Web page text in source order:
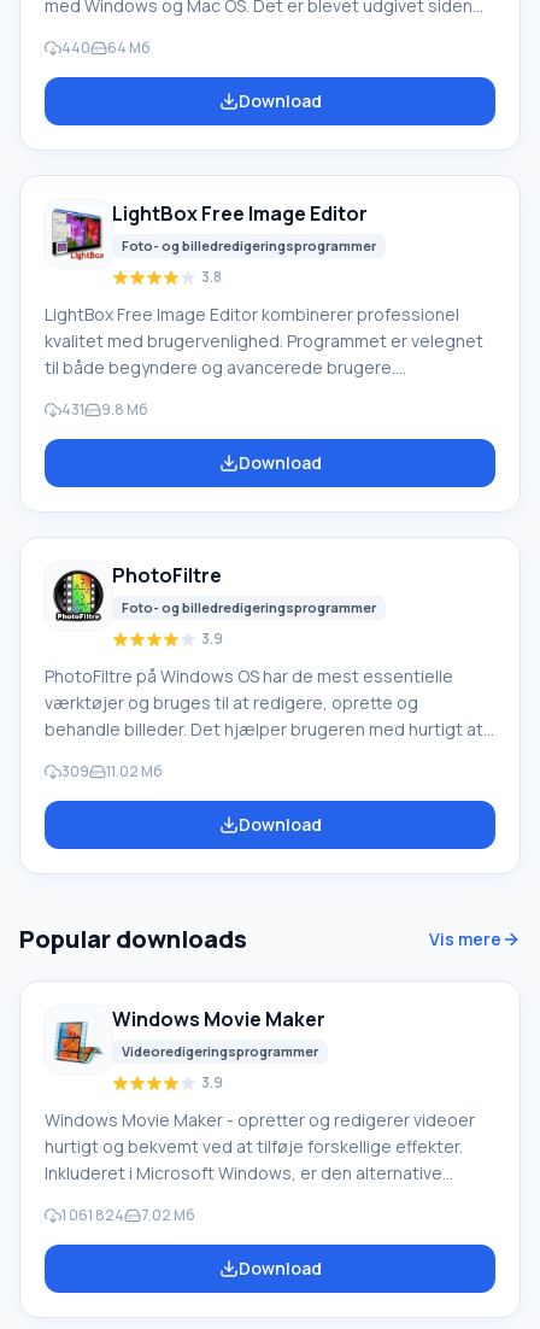
med Windows og Mac OS. Det er blevet udgivet siden
nøglefunktionalitet i Snagit: Fang grafik, tekst, video,
billeder og websider (inklusive dem der kræver rulning).
Fang tekst, billeder fra programvinduer, menuer og
440 64 Mб
Download
LightBox Free Image Editor
Foto- og billedredigeringsprogrammer
3.8
LightBox Free Image Editor kombinerer professionel
kvalitet med brugervenlighed. Programmet er velegnet
til både begyndere og avancerede brugere.
er muligheden for at fjerne farvestik, som bruger en ny
gråpunktalgoritme. Den bruges til at fjerne usynlige
hudtoner, der ødelægger det samlede indtryk. Et andet
431 9.8 Mб
Download
PhotoFiltre
Foto- og billedredigeringsprogrammer
3.9
PhotoFiltre på Windows OS har de mest essentielle
værktøjer og bruges til at redigere, oprette og
behandle billeder. Det hjælper brugeren med hurtigt at
grafiske effekter får en nybegynder til at føle sig som en
rigtig professionel i fotografiets verden. Du kan bruge
standardindstillinger (kontrast, mætning, lysstyrke,
309 11.02 Mб
Download
Popular downloads Vis mere
Windows Movie Maker
Videoredigeringsprogrammer
3.9
Windows Movie Maker - opretter og redigerer videoer
hurtigt og bekvemt ved at tilføje forskellige effekter.
Inkluderet i Microsoft Windows, er den alternative
Live-softwarepakke fra Microsoft. Funktioner i Windows
Movie Maker: Optag video fra forskellige kilder
(videokameraer, mobiltelefoner, digitale videokameraer,
1 061 824 7.02 Мб
Download